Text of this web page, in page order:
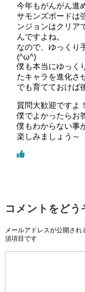
今年もがんがん進
サモンズボードは
ンジョンはクリア
んですよね。
なので、ゆっくり
(^ω^)
僕も本当にゆっく
たキャラを進化さ
でも育てておけば
質問大歓迎ですよ！
僕でよかったらお
僕もわからない事
楽しみましょう～
コメントをどう
メールアドレスが公開され
須項目です